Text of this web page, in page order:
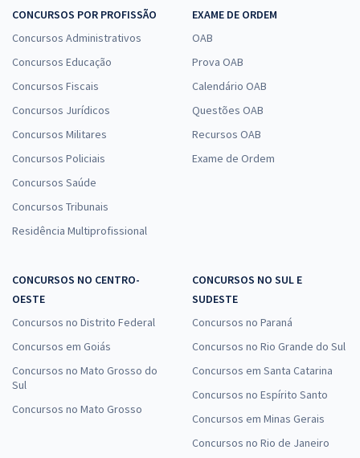
CONCURSOS POR PROFISSÃO
Concursos Administrativos
Concursos Educação
Concursos Fiscais
Concursos Jurídicos
Concursos Militares
Concursos Policiais
Concursos Saúde
Concursos Tribunais
Residência Multiprofissional
EXAME DE ORDEM
OAB
Prova OAB
Calendário OAB
Questões OAB
Recursos OAB
Exame de Ordem
CONCURSOS NO CENTRO-
OESTE
Concursos no Distrito Federal
Concursos em Goiás
Concursos no Mato Grosso do
Sul
Concursos no Mato Grosso
CONCURSOS NO SUL E
SUDESTE
Concursos no Paraná
Concursos no Rio Grande do Sul
Concursos em Santa Catarina
Concursos no Espírito Santo
Concursos em Minas Gerais
Concursos no Rio de Janeiro